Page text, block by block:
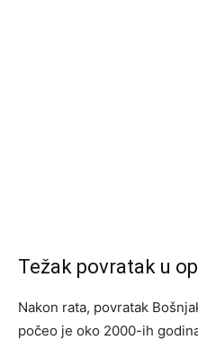
Težak povratak u
Nakon rata, povratak
počeo je oko 2000-ih